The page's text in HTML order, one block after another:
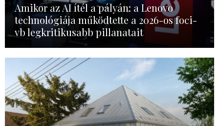
Amikor az AI ítél a pályán: a Lenovo
technológiája működtette a 2026-os foci-
vb legkritikusabb pillanatait